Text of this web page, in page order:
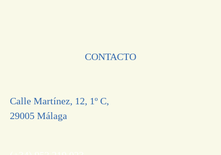
CONTACTO
Calle Martínez, 12, 1º C,
29005 Málaga